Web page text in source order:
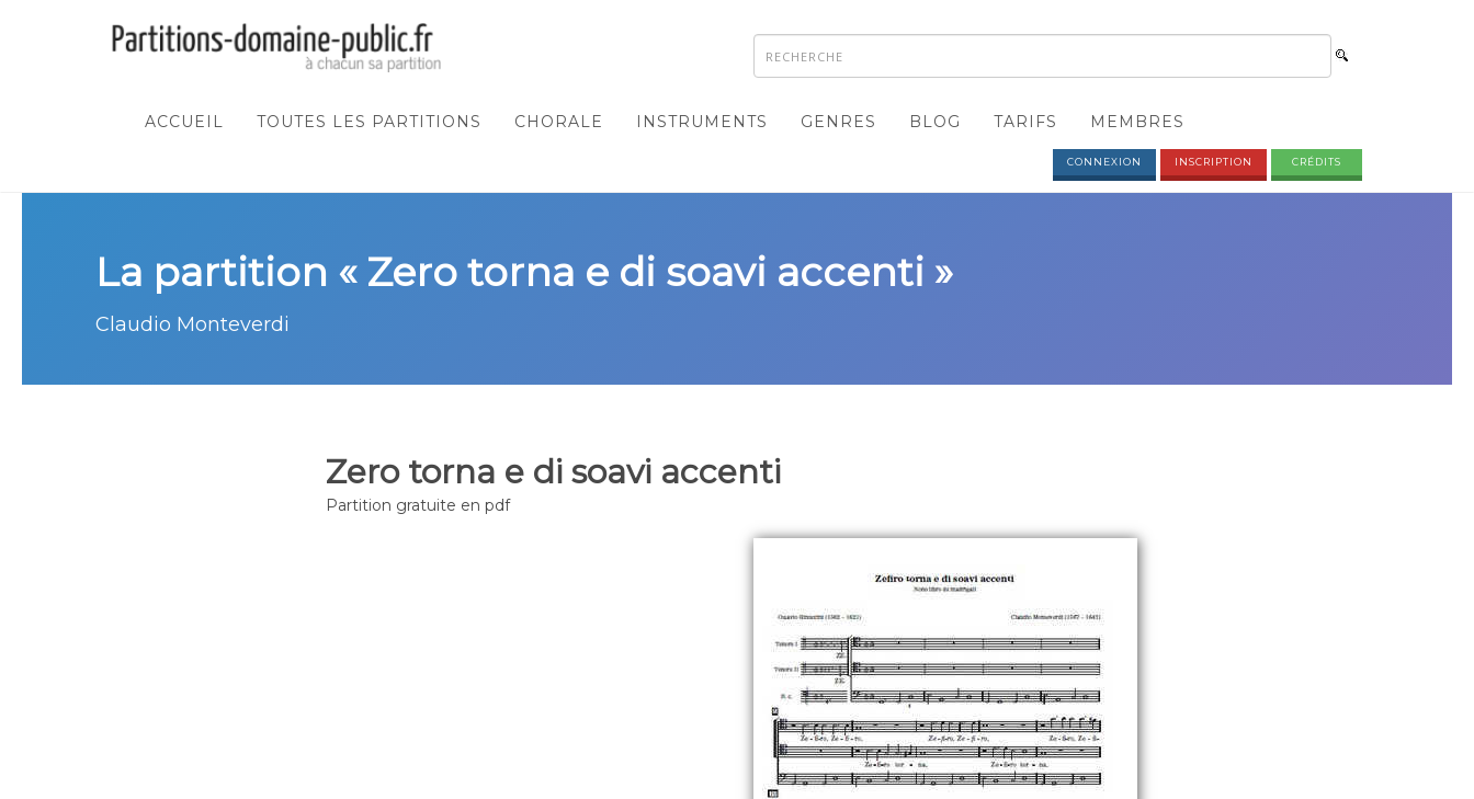
ACCUEIL TOUTES LES PARTITIONS CHORALE INSTRUMENTS GENRES BLOG TARIFS MEMBRES
CONNEXION INSCRIPTION CRÉDITS
La partition « Zero torna e di soavi accenti »
Claudio Monteverdi
Zero torna e di soavi accenti
Partition gratuite en pdf